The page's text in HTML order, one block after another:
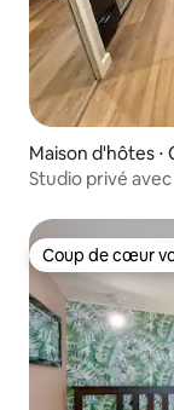
Maison d'hôtes ⋅
Studio privé
Coup de cœur
Coup de cœur